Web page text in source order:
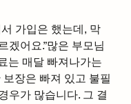
가입은 했는데, 막
겠어요.”많은 부모님
는 매달 빠져나가는
장은 빠져 있고 불필
우가 많습니다. 그 결